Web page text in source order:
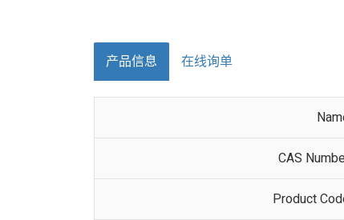
产品信息 在线询单
CAS
Product